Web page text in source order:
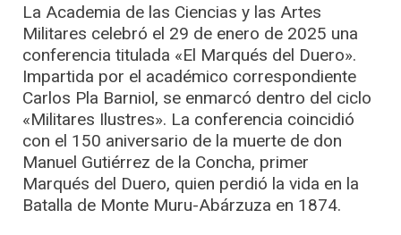
La Academia de las Ciencias y las Artes
Militares celebró el 29 de enero de 2025 una
conferencia titulada «El Marqués del Duero».
Impartida por el académico correspondiente
Carlos Pla Barniol, se enmarcó dentro del ciclo
«Militares Ilustres». La conferencia coincidió
con el 150 aniversario de la muerte de don
Manuel Gutiérrez de la Concha, primer
Marqués del Duero, quien perdió la vida en la
Batalla de Monte Muru-Abárzuza en 1874.